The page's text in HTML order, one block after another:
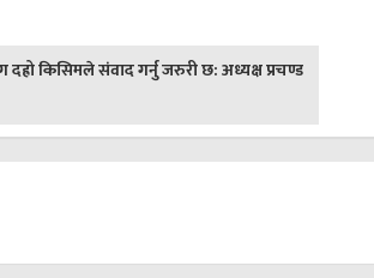
दह्रो किसिमले संवाद गर्नु जरुरी छ: अध्यक्ष प्रचण्ड